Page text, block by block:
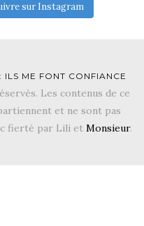
sur Instagram
ILS ME FONT CONFIANCE
Les contenus de ce
et ne sont pas
fierté par Lili et Monsieur.